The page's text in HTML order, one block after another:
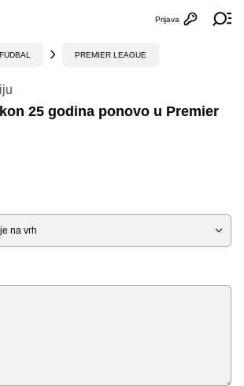
Otvori
Prijava
FUDBAL PREMIER LEAGUE
25 godina ponovo u Premier